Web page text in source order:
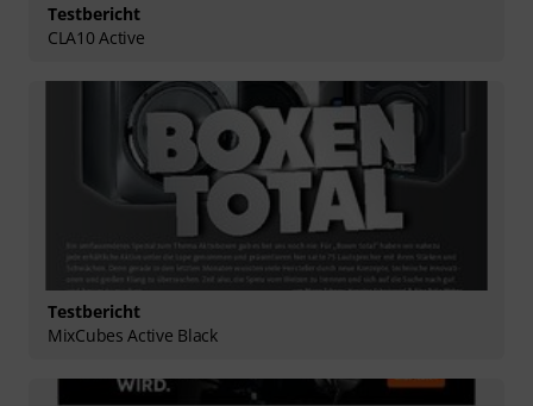
Testbericht
CLA10 Active
Testbericht
MixCubes Active Black